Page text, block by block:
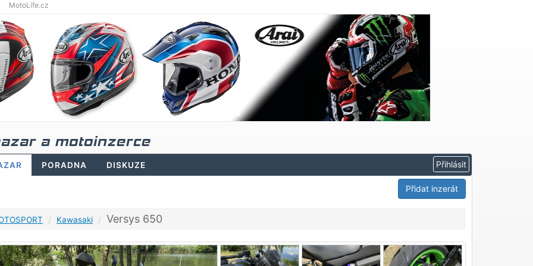
MotoLife.cz
a motoinzerce
PORADNA DISKUZE
Přidat inzerát
Kawasaki Versys 650